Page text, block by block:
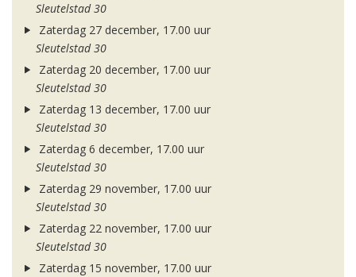
Sleutelstad 30
Zaterdag 27 december, 17.00 uur
Sleutelstad 30
Zaterdag 20 december, 17.00 uur
Sleutelstad 30
Zaterdag 13 december, 17.00 uur
Sleutelstad 30
Zaterdag 6 december, 17.00 uur
Sleutelstad 30
Zaterdag 29 november, 17.00 uur
Sleutelstad 30
Zaterdag 22 november, 17.00 uur
Sleutelstad 30
Zaterdag 15 november, 17.00 uur